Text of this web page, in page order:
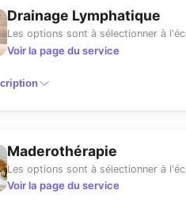
Drainage Lymphatique
Les options sont à sélectionner à
Voir la page du service
Maderothérapie
Les options sont à sélectionner à
Voir la page du service